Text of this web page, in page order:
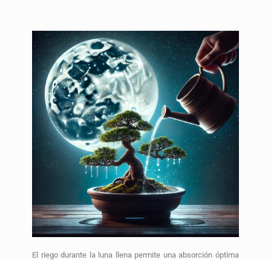
El riego durante la luna llena permite una absorción óptima